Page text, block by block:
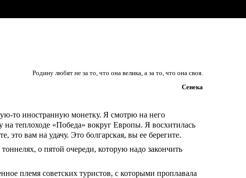
Родину любят не за то, что она велика, а за то, что она своя.
Сенека
то иностранную монетку. Я смотрю на него
теплоходе «Победа» вокруг Европы. Я восхитилась
вам на удачу. Это болгарская, вы ее берегите.
о пятой очереди, которую надо закончить
племя советских туристов, с которыми проплавала